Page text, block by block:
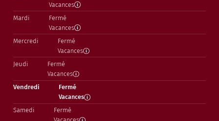
Vacances
Mardi
Fermé
Vacances
Mercredi
Fermé
Vacances
Jeudi
Fermé
Vacances
Vendredi
Fermé
Vacances
Samedi
Fermé